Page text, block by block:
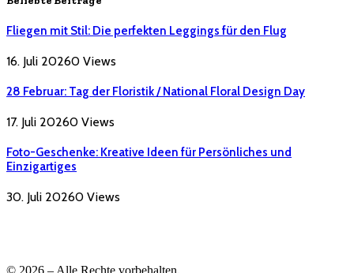
Fliegen mit Stil: Die perfekten Leggings für den Flug
16. Juli 20260 Views
28 Februar: Tag der Floristik / National Floral Design Day
17. Juli 20260 Views
Foto-Geschenke: Kreative Ideen für Persönliches und
Einzigartiges
30. Juli 20260 Views